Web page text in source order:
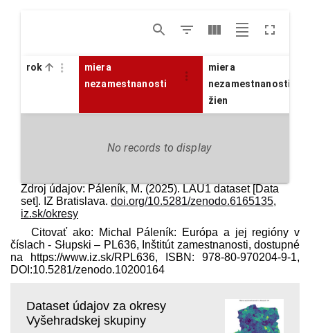
rok
miera
nezamestnanosti
miera
nezamestnanosti
žien
No records to display
Zdroj údajov: Páleník, M. (2025). LAU1 dataset [Data
set]. IZ Bratislava. doi.org/10.5281/zenodo.6165135,
iz.sk/okresy
Citovať ako: Michal Páleník: Európa a jej regióny v
číslach - Słupski – PL636, Inštitút zamestnanosti, dostupné
na https://www.iz.sk/​RPL636, ISBN: 978-80-970204-9-1,
DOI:10.5281/zenodo.10200164
Dataset údajov za okresy
Vyšehradskej skupiny